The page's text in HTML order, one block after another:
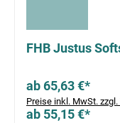
FHB Justus
ab 65,63 €*
Preise inkl. MwSt.
ab 55,15 €*